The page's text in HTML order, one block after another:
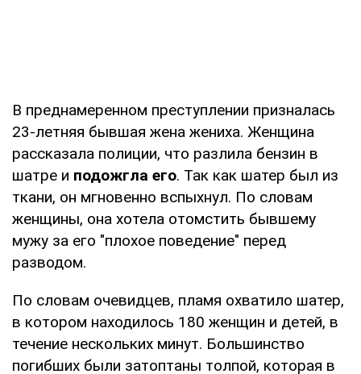
В преднамеренном преступлении призналась
23-летняя бывшая жена жениха. Женщина
рассказала полиции, что разлила бензин в
шатре и подожгла его. Так как шатер был из
ткани, он мгновенно вспыхнул. По словам
женщины, она хотела отомстить бывшему
мужу за его "плохое поведение" перед
разводом.
По словам очевидцев, пламя охватило шатер,
в котором находилось 180 женщин и детей, в
течение нескольких минут. Большинство
погибших были затоптаны толпой, которая в